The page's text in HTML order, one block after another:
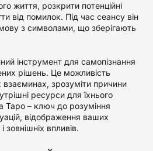
життя, розкрити потенційні
від помилок. Під час сеансу він
з символами, що зберігають
інструмент для самопізнання
рішень. Це можливість
взаєминах, зрозуміти причини
ресурси для їхнього
Таро – ключ до розуміння
відображення ваших
зовнішніх впливів.